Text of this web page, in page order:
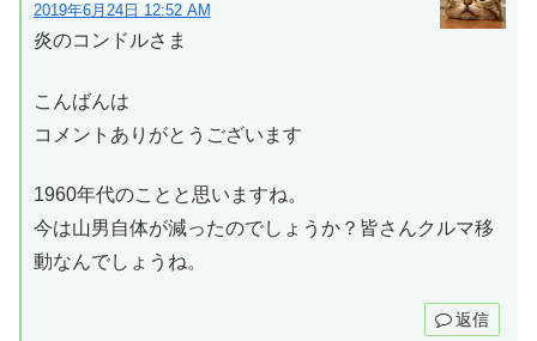
2019年6月24日 12:52 AM
炎のコンドルさま
こんばんは
コメントありがとうございます
1960年代のことと思いますね。
今は山男自体が減ったのでしょうか？皆さんクルマ移
動なんでしょうね。
返信